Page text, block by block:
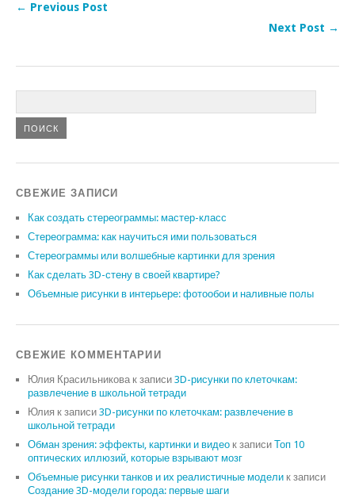
← Previous Post
Next Post →
СВЕЖИЕ ЗАПИСИ
Как создать стереограммы: мастер-класс
Стереограмма: как научиться ими пользоваться
Стереограммы или волшебные картинки для зрения
Как сделать 3D-стену в своей квартире?
Объемные рисунки в интерьере: фотообои и наливные полы
СВЕЖИЕ КОММЕНТАРИИ
Юлия Красильникова к записи 3D-рисунки по клеточкам:
развлечение в школьной тетради
Юлия к записи 3D-рисунки по клеточкам: развлечение в
школьной тетради
Обман зрения: эффекты, картинки и видео к записи Топ 10
оптических иллюзий, которые взрывают мозг
Объемные рисунки танков и их реалистичные модели к записи
Создание 3D-модели города: первые шаги